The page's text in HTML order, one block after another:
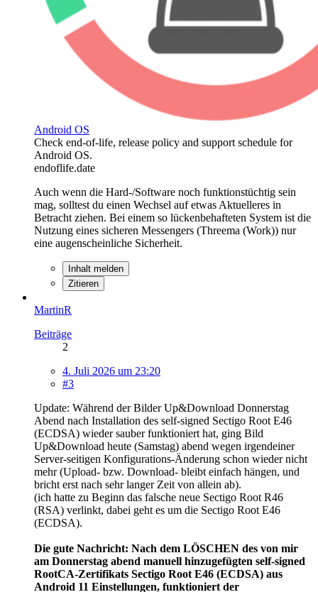
Android OS
Check end-of-life, release policy and support schedule for
Android OS.
endoflife.date
Auch wenn die Hard-/Software noch funktionstüchtig sein
mag, solltest du einen Wechsel auf etwas Aktuelleres in
Betracht ziehen. Bei einem so lückenbehafteten System ist die
Nutzung eines sicheren Messengers (Threema (Work)) nur
eine augenscheinliche Sicherheit.
Inhalt melden
Zitieren
MartinR
Beiträge
2
4. Juli 2026 um 23:20
#3
Update: Während der Bilder Up&Download Donnerstag
Abend nach Installation des self-signed Sectigo Root E46
(ECDSA) wieder sauber funktioniert hat, ging Bild
Up&Download heute (Samstag) abend wegen irgendeiner
Server-seitigen Konfigurations-Änderung schon wieder nicht
mehr (Upload- bzw. Download- bleibt einfach hängen, und
bricht erst nach sehr langer Zeit von allein ab).
(ich hatte zu Beginn das falsche neue Sectigo Root R46
(RSA) verlinkt, dabei geht es um die Sectigo Root E46
(ECDSA).
Die gute Nachricht: Nach dem LÖSCHEN des von mir
am Donnerstag abend manuell hinzugefügten self-signed
RootCA-Zertifikats Sectigo Root E46 (ECDSA) aus
Android 11 Einstellungen, funktioniert der